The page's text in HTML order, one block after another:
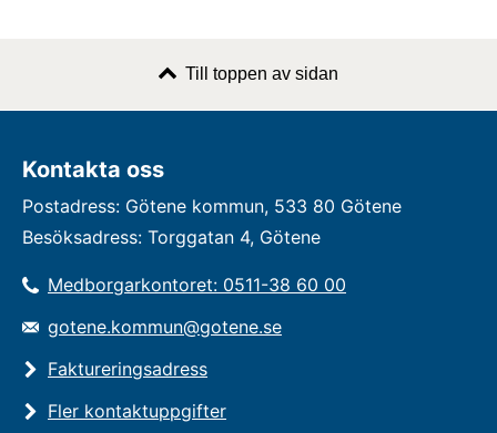
Till toppen av sidan
Kontakta oss
Postadress: Götene kommun, 533 80 Götene
Besöksadress: Torggatan 4, Götene
Medborgarkontoret: 0511-38 60 00
gotene.kommun@gotene.se
Faktureringsadress
Fler kontaktuppgifter